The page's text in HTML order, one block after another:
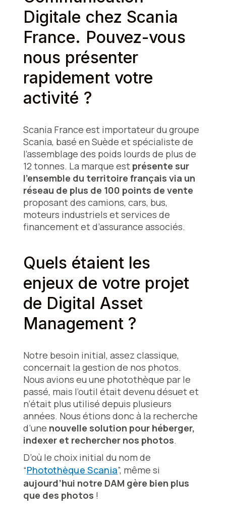
Digitale chez Scania
France. Pouvez-vous
nous présenter
rapidement votre
activité ?
Scania France est importateur du groupe
Scania, basé en Suède et spécialiste de
l’assemblage des poids lourds de plus de
12 tonnes. La marque est présente sur
l’ensemble du territoire français via un
réseau de plus de 100 points de vente
proposant des camions, cars, bus,
moteurs industriels et services de
financement et d’assurance associés.
Quels étaient les
enjeux de votre projet
de Digital Asset
Management ?
Notre besoin initial, assez classique,
concernait la gestion de nos photos.
Nous avions eu une photothèque par le
passé, mais l’outil était devenu désuet et
n’était plus utilisé depuis plusieurs
années. Nous étions donc à la recherche
d’une nouvelle solution pour héberger,
indexer et rechercher nos photos.
D’où le choix initial du nom de
“Photothèque Scania”, même si
aujourd’hui notre DAM gère bien plus
que des photos !